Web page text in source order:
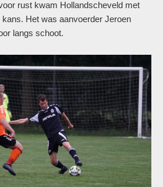
rust kwam Hollandscheveld met
Het was aanvoerder Jeroen
langs schoot.